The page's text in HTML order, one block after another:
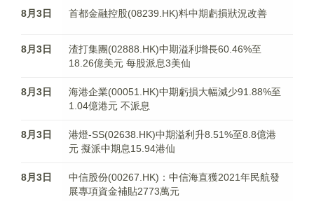
8月3日 首都金融控股(08239.HK)料中期虧損狀況改善
8月3日
渣打集團(02888.HK)中期溢利增長60.46%至
18.26億美元 每股派息3美仙
8月3日
海港企業(00051.HK)中期虧損大幅減少91.88%至
1.04億港元 不派息
8月3日
港燈-SS(02638.HK)中期溢利升8.51%至8.8億港
元 擬派中期息15.94港仙
8月3日
中信股份(00267.HK)：中信海直獲2021年民航發
展專項資金補貼2773萬元